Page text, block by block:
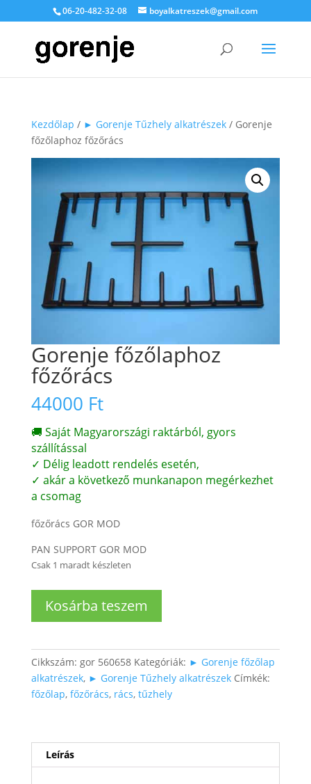
06-20-482-32-08 boyalkatreszek@gmail.com
Kezdőlap / ► Gorenje Tűzhely alkatrészek/ Gorenje
főzőlaphoz főzőrács
Gorenje főzőlaphoz
főzőrács
44000 Ft
🚚 Saját Magyarországi raktárból, gyors
szállítással
✓ Délig leadott rendelés esetén,
✓ akár a következő munkanapon megérkezhet
a csomag
főzőrács GOR MOD
PAN SUPPORT GOR MOD
Csak 1 maradt készleten
főzőlaphoz
Kosárba teszem
Cikkszám: gor 560658 Kategóriák: ► Gorenje főzőlap
alkatrészek, ► Gorenje Tűzhely alkatrészek Címkék:
főzőlap, főzőrács, rács, tűzhely
Leírás